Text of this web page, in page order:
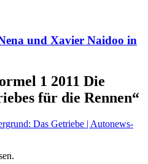
und Xavier Naidoo in
1 2011 Die
für die Rennen“
Das Getriebe | Autonews-